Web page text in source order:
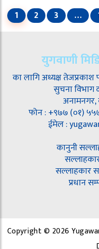
1 2 3 …
युगवाणी
का लागि अध्यक्ष तेजप्रकाश
सुचना विभाग
अनामनगर,
फोन : +९७७ (०१)
ईमेल :
कानुनी
सल्लाहकार
प्रधान
Copyright © 2026